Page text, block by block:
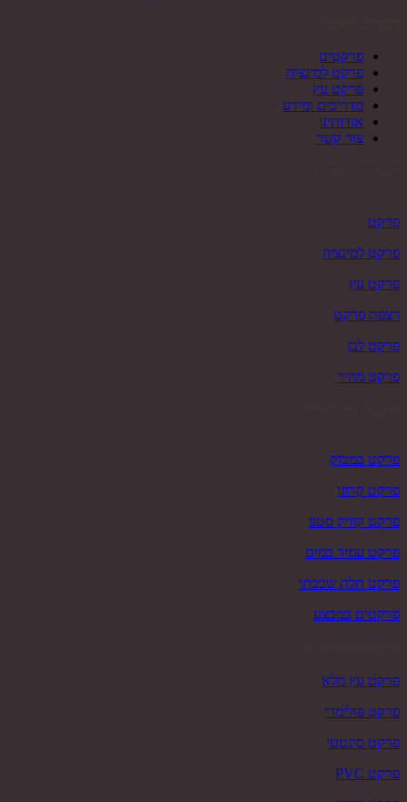
פרקטים
פרקט למינציה
פרקט עץ
מדריכים ומידע
אודותינו
צור קשר
פרקט
פרקט למינציה
פרקט עץ
רצפת פרקט
פרקט לבן
פרקט מחיר
פרקט במבוק
פרקט קרונו
פרקט קוויק סטפ
פרקט עמיד במים
פרקט תלת שכבתי
פרקטים במבצע
פרקט עץ מלא
פרקט פולימרי
פרקט סינטטי
פרקט PVC